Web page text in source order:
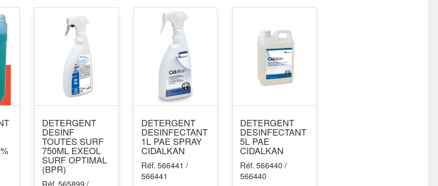
DETERGENT
DESINF
TOUTES SURF
750ML EXEOL
SURF OPTIMAL
(BPR)
DETERGENT
DESINFECTANT
1L PAE SPRAY
CIDALKAN
Réf. 566441 /
566441
DETERGENT
DESINFECTANT
5L PAE
CIDALKAN
Réf. 566440 /
566440